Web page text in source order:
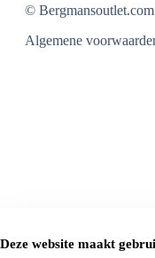
Deze website maakt
©
Algemene